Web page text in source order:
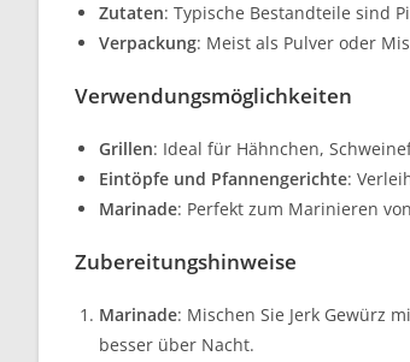
Zutaten: Typische Bestandteile sind
Verpackung: Meist als Pulver oder
Verwendungsmöglichkeiten
Grillen: Ideal für Hähnchen,
Eintöpfe und Pfannengerichte:
Marinade: Perfekt zum Marinieren
Zubereitungshinweise
Marinade: Mischen Sie Jerk Gewürz
besser über Nacht.